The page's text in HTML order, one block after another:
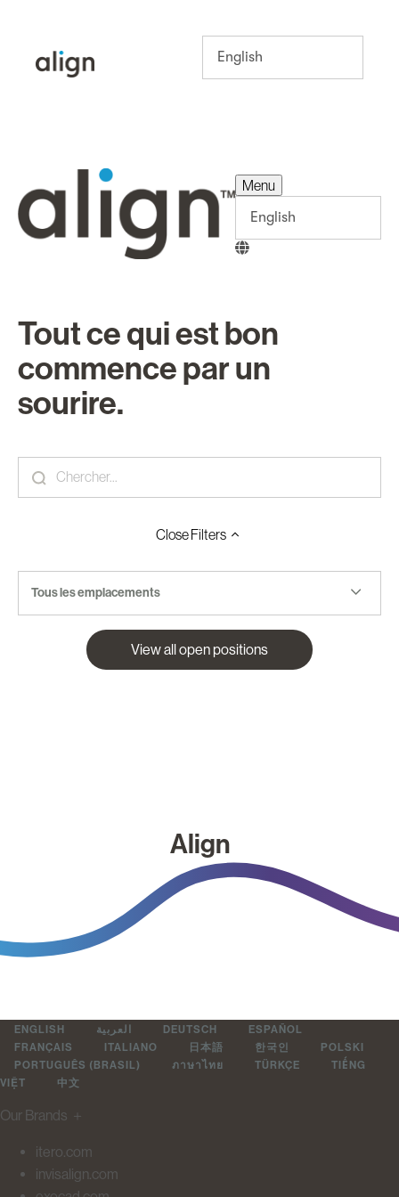
Menu
Tout ce qui est bon
commence par un
sourire.
CloseFilters
Tous les emplacements
View all open positions
Align
ENGLISH العربية DEUTSCH
ESPAÑOL
FRANÇAIS
ITALIANO 日本語 한국인
POLSKI
PORTUGUÊS (BRASIL)
ภาษาไทย TÜRKÇE
TIẾNG
VIỆT
中文
Our Brands ＋
itero.com
invisalign.com